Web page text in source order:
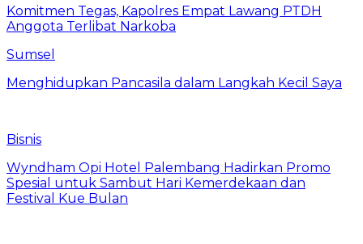
Komitmen Tegas, Kapolres Empat Lawang PTDH
Anggota Terlibat Narkoba
Sumsel
Menghidupkan Pancasila dalam Langkah Kecil Saya
Bisnis
Wyndham Opi Hotel Palembang Hadirkan Promo
Spesial untuk Sambut Hari Kemerdekaan dan
Festival Kue Bulan